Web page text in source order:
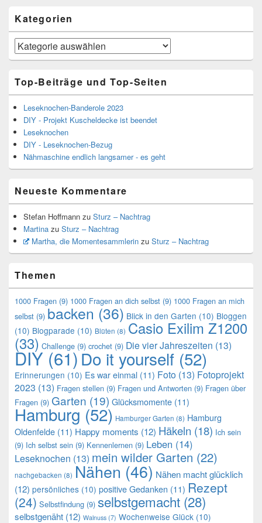
Kategorien
Kategorien
Top-Beiträge und Top-Seiten
Leseknochen-Banderole 2023
DIY - Projekt Kuscheldecke ist beendet
Leseknochen
DIY - Leseknochen-Bezug
Nähmaschine endlich langsamer - es geht
Neueste Kommentare
Stefan Hoffmann zu Sturz – Nachtrag
Martina zu Sturz – Nachtrag
Martha, die Momentesammlerinzu Sturz – Nachtrag
Themen
1000 Fragen (9) 1000 Fragen an dich selbst (9) 1000 Fragen an mich
selbst (9) backen (36) Blick in den Garten (10) Bloggen
(10) Blogparade (10) Blüten (8) Casio Exilim Z1200
(33) Challenge (9) crochet (9) Die vier Jahreszeiten (13)
DIY(61)Do it yourself (52)
Erinnerungen (10) Es war einmal (11) Foto (13) Fotoprojekt
2023 (13) Fragen stellen (9) Fragen und Antworten (9) Fragen über
Fragen (9) Garten (19) Glücksmomente (11)
Hamburg (52) Hamburger Garten (8) Hamburg
Oldenfelde (11) Happy moments (12) Häkeln (18) Ich sein
(9) Ich selbst sein (9) Kennenlernen (9) Leben (14)
Leseknochen (13) mein wilder Garten (22)
nachgebacken (8) Nähen (46) Nähen macht glücklich
(12) persönliches (10) positive Gedanken (11) Rezept
(24) Selbstfindung (9) selbstgemacht (28)
selbstgenäht (12) Walnuss (7) Wochenweise Glück (10)